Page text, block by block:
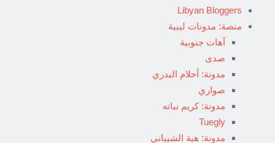
Libyan Bloggers
منصة: مدونات ليبية
آهات جنوبية
صدى
مدونة: أحلام البدري
صواري
مدونة: كريم نباته
Tuegly
مدونة: هبة الشيباني